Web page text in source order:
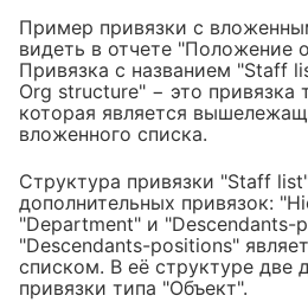
Пример привязки с
видеть в отчете "Положение
Привязка с названием "Staff
Org structure" − это привязка
которая является
вложенного списка.
Структура привязки "Staff
дополнительных привязок:
"Department" и "Descendants-
"Descendants-positions"
списком. В её структуре две
привязки типа "Объект".